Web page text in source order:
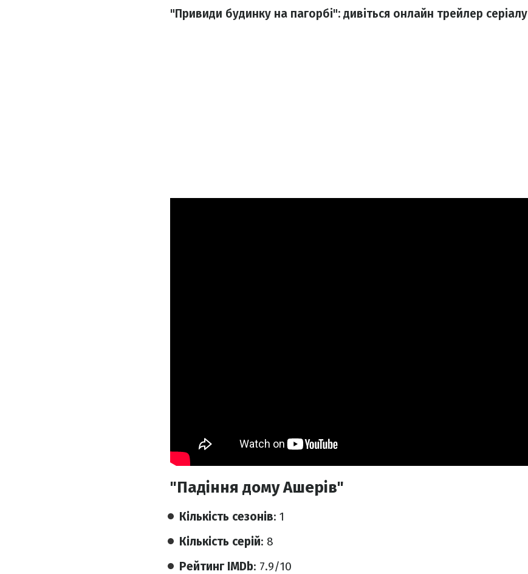
"Привиди будинку на пагорбі": дивіться онлайн трейлер серіалу
"Падіння дому Ашерів"
Кількість сезонів: 1
Кількість серій: 8
Рейтинг IMDb: 7.9/10